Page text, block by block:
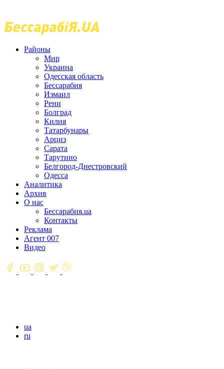
Районы
Мир
Украина
Одесская область
Бессарабия
Измаил
Рени
Болград
Килия
Татарбунары
Арциз
Сарата
Тарутино
Белгород-Днестровский
Одесса
Аналитика
Архив
О нас
Бессарабия.ua
Контакты
Реклама
Агент 007
Видео
ua
ru